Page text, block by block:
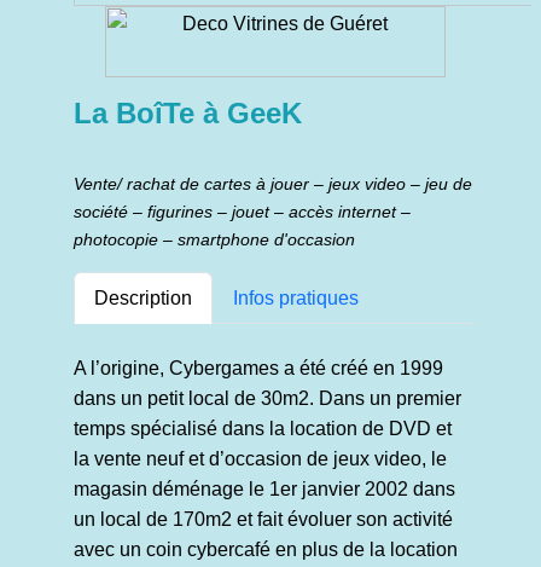
La BoîTe à GeeK
Vente/ rachat de cartes à jouer – jeux video – jeu de
société – figurines – jouet – accès internet –
photocopie – smartphone d'occasion
Description Infos pratiques
A l’origine, Cybergames a été créé en 1999
dans un petit local de 30m2. Dans un premier
temps spécialisé dans la location de DVD et
la vente neuf et d’occasion de jeux video, le
magasin déménage le 1er janvier 2002 dans
un local de 170m2 et fait évoluer son activité
avec un coin cybercafé en plus de la location